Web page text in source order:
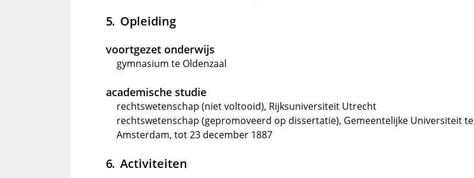
Opleiding
voortgezet onderwijs
gymnasium te Oldenzaal
academische studie
rechtswetenschap (niet voltooid), Rijksuniversiteit Utrecht
rechtswetenschap (gepromoveerd op dissertatie), Gemeentelijke Universiteit te
Amsterdam, tot 23 december 1887
Activiteiten